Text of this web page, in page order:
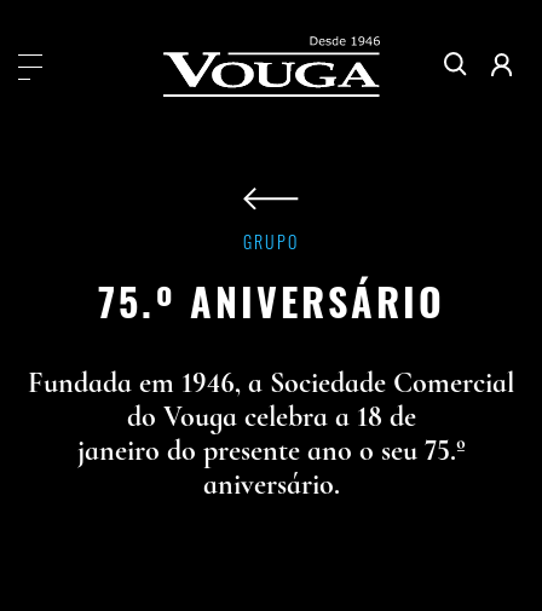
GRUPO
75.º ANIVERSÁRIO
Fundada em 1946, a Sociedade Comercial
do Vouga celebra a 18 de
janeiro do presente ano o seu 75.º
aniversário.